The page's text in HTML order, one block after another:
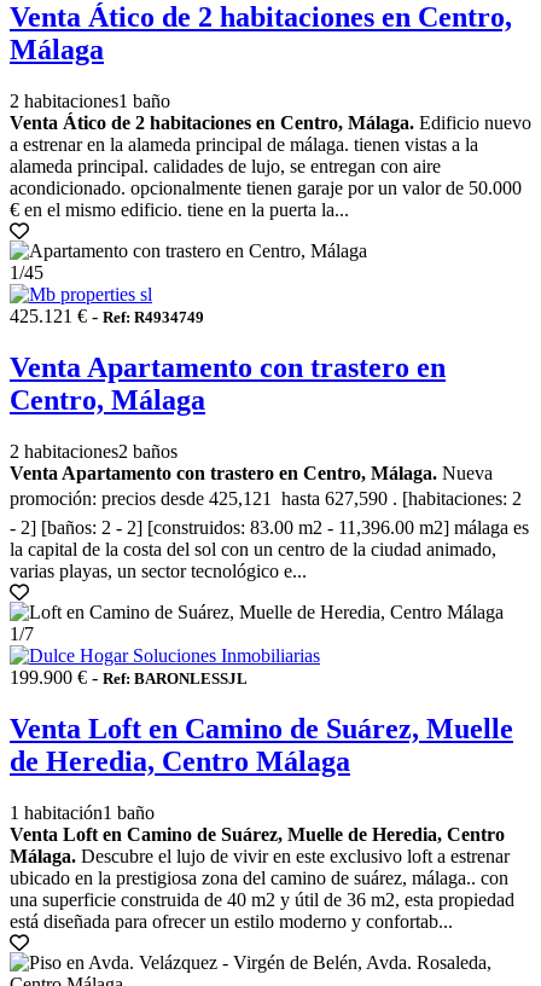
Venta Ático de 2 habitaciones en Centro,
Málaga
2 habitaciones1 baño
Venta Ático de 2 habitaciones en Centro, Málaga. Edificio nuevo
a estrenar en la alameda principal de málaga. tienen vistas a la
alameda principal. calidades de lujo, se entregan con aire
acondicionado. opcionalmente tienen garaje por un valor de 50.000
€ en el mismo edificio. tiene en la puerta la...
1/45
425.121 € - Ref: R4934749
Venta Apartamento con trastero en
Centro, Málaga
2 habitaciones2 baños
Venta Apartamento con trastero en Centro, Málaga. Nueva
promoción: precios desde 425,121  hasta 627,590 . [habitaciones: 2
- 2] [baños: 2 - 2] [construidos: 83.00 m2 - 11,396.00 m2] málaga es
la capital de la costa del sol con un centro de la ciudad animado,
varias playas, un sector tecnológico e...
1/7
199.900 € - Ref: BARONLESSJL
Venta Loft en Camino de Suárez, Muelle
de Heredia, Centro Málaga
1 habitación1 baño
Venta Loft en Camino de Suárez, Muelle de Heredia, Centro
Málaga. Descubre el lujo de vivir en este exclusivo loft a estrenar
ubicado en la prestigiosa zona del camino de suárez, málaga.. con
una superficie construida de 40 m2 y útil de 36 m2, esta propiedad
está diseñada para ofrecer un estilo moderno y confortab...